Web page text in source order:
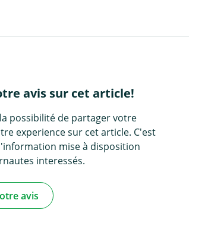
avis sur cet article!
possibilité de partager votre
experience sur cet article. C'est
mise à disposition
interessés.
avis